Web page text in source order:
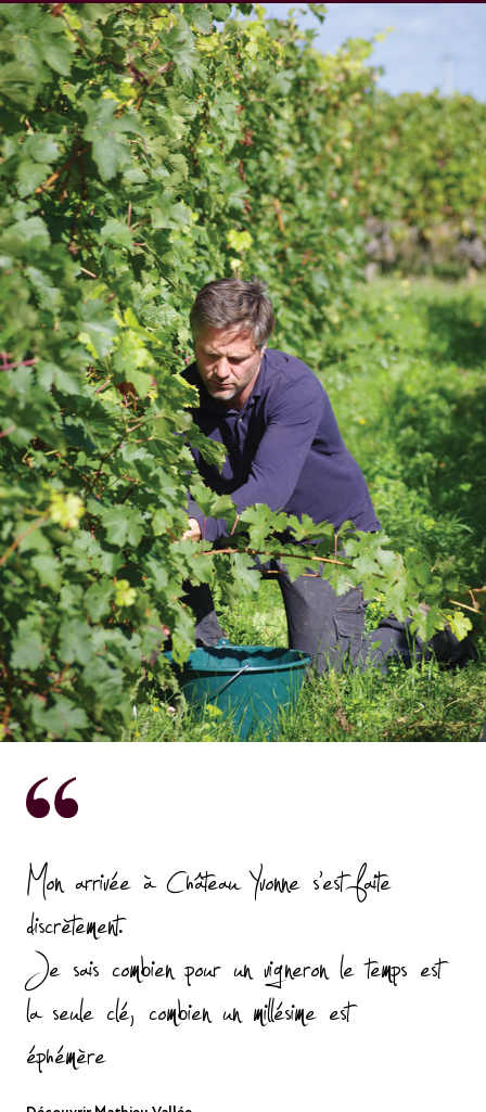
Mon arrivée à Château Yvonne s’est faite
discrètement.
Je sais combien pour un vigneron le temps est
la seule clé, combien un millésime est
éphémère…